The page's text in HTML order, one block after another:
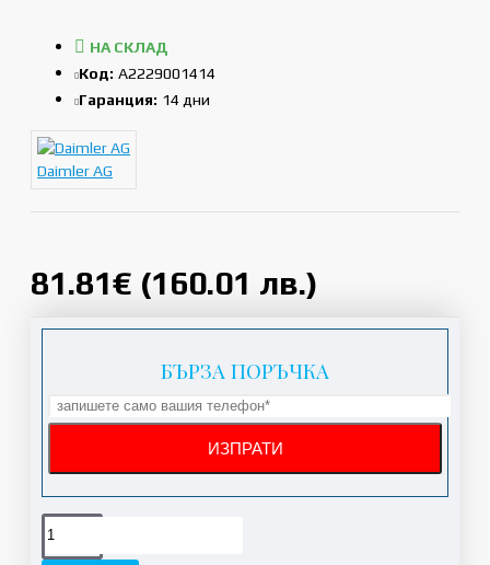
81.81€ (160.01 лв.)
НА СКЛАД
Код: A2229001414
Гаранция: 14 дни
Daimler AG
БЪРЗА ПОРЪЧКА